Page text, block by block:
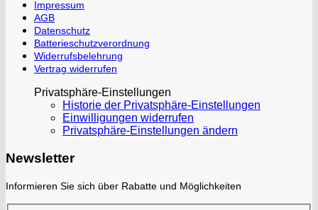
Impressum
AGB
Datenschutz
Batterieschutzverordnung
Widerrufsbelehrung
Vertrag widerrufen
Privatsphäre-Einstellungen
Historie der Privatsphäre-Einstellungen
Einwilligungen widerrufen
Privatsphäre-Einstellungen ändern
Newsletter
Informieren Sie sich über Rabatte und Möglichkeiten